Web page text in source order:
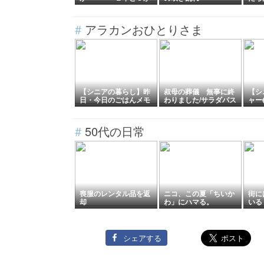
月と２５日
# アラカンおひとりさま
【シニアの暮らし】昨
日・今日のごはんメモ
📝。。
叔母の葬儀 無事に終
わりました/サラダパス
タ
【
ャ
証
# 50代の日常
喪服のレンタル品を返
却
ニコ、この夏「ちいか
わ」にハマる。
街
いる
シェアする